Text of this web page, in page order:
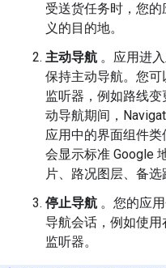
受送货任务时，您
义的目的地。
主动导航 。应用进
保持主动导航。您
监听器，例如路线
动导航期间，
应用中的界面组件
会显示标准 Google
片、路况图层、备选
停止导航 。您的应
导航会话，例如使
监听器。